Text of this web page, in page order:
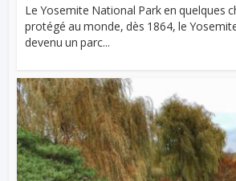
Le Yosemite National Park en quelques
protégé au monde, dès 1864, le
devenu un parc...